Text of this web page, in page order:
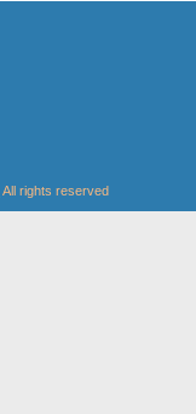
All rights reserved